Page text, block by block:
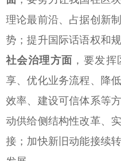
理论最前沿、占据创新
势；提升国际话语权和
社会治理方面 ，要发
享、优化业务流程、降
效率、建设可信体系等
动供给侧结构性改革、
接；加快新旧动能接续